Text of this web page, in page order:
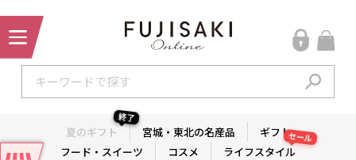
夏のギフト
終了
宮城・東北の名産品
ギフト
フード・スイーツ
コスメ ライフスタイル
セール